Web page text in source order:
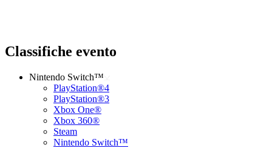
Classifiche evento
Nintendo Switch™
PlayStation®4
PlayStation®3
Xbox One®
Xbox 360®
Steam
Nintendo Switch™